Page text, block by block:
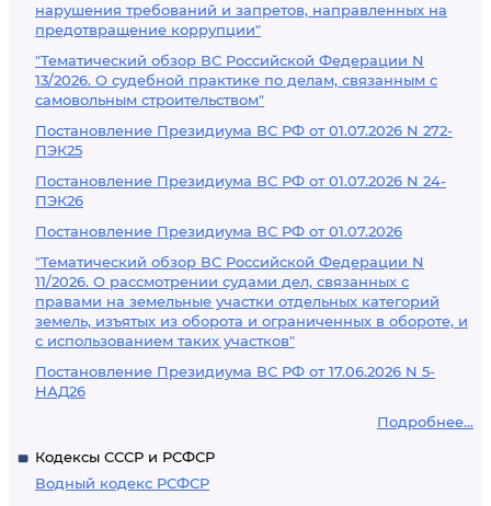
нарушения требований и запретов, направленных на
предотвращение коррупции"
"Тематический обзор ВС Российской Федерации N
13/2026. О судебной практике по делам, связанным с
самовольным строительством"
Постановление Президиума ВС РФ от 01.07.2026 N 272-
ПЭК25
Постановление Президиума ВС РФ от 01.07.2026 N 24-
ПЭК26
Постановление Президиума ВС РФ от 01.07.2026
"Тематический обзор ВС Российской Федерации N
11/2026. О рассмотрении судами дел, связанных с
правами на земельные участки отдельных категорий
земель, изъятых из оборота и ограниченных в обороте, и
с использованием таких участков"
Постановление Президиума ВС РФ от 17.06.2026 N 5-
НАД26
Подробнее...
Кодексы СССР и РСФСР
Водный кодекс РСФСР